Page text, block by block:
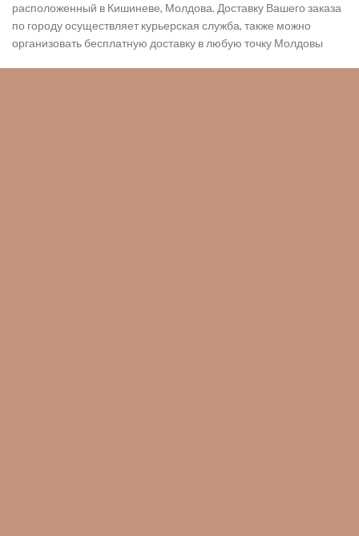
расположенный в Кишиневе, Молдова. Доставку Вашего заказа
по городу осуществляет курьерская служба, также можно
организовать бесплатную доставку в любую точку Молдовы